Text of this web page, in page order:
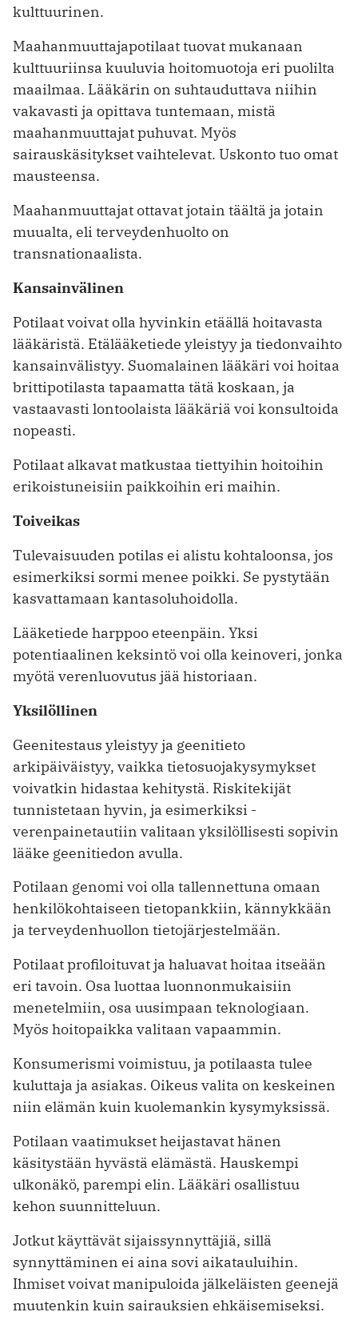
kulttuurinen.
Maahanmuuttajapotilaat tuovat mukanaan
kulttuuriinsa kuuluvia hoitomuotoja eri puolilta
maailmaa. Lääkärin on suhtauduttava niihin
vakavasti ja opittava tuntemaan, mistä
maahanmuuttajat puhuvat. Myös
sairauskäsitykset vaihtelevat. Uskonto tuo omat
mausteensa.
Maahanmuuttajat ottavat jotain täältä ja jotain
muualta, eli terveydenhuolto on
transnationaalista.
Kansainvälinen
Potilaat voivat olla hyvinkin etäällä hoitavasta
lääkäristä. Etälääketiede yleistyy ja tiedonvaihto
kansainvälistyy. Suomalainen lääkäri voi hoitaa
brittipotilasta tapaamatta tätä koskaan, ja
vastaavasti lontoolaista lääkäriä voi konsultoida
nopeasti.
Potilaat alkavat matkustaa tiettyihin hoitoihin
erikoistuneisiin paikkoihin eri maihin.
Toiveikas
Tulevaisuuden potilas ei alistu kohtaloonsa, jos
esimerkiksi sormi menee poikki. Se pystytään
kasvattamaan kantasoluhoidolla.
Lääketiede harppoo eteenpäin. Yksi
potentiaalinen keksintö voi olla keino­veri, jonka
myötä verenluovutus jää historiaan.
Yksilöllinen
Geenitestaus yleistyy ja geenitieto
arkipäiväistyy, vaikka tietosuojakysymykset
voivatkin hidastaa kehitystä. Riskitekijät
tunnistetaan hyvin, ja esimerkiksi ­
verenpainetautiin valitaan yksilöllisesti sopivin
lääke geenitiedon avulla.
Potilaan genomi voi olla tallennettuna omaan
henkilökohtaiseen tietopankkiin, kännykkään
ja terveydenhuollon tietojärjestelmään.
Potilaat profiloituvat ja haluavat hoitaa itseään
eri tavoin. Osa luottaa luonnonmukaisiin
menetelmiin, osa uusimpaan teknologiaan.
Myös hoitopaikka valitaan vapaammin.
Konsumerismi voimistuu, ja potilaasta tulee
kuluttaja ja asiakas. Oikeus valita on keskeinen
niin elämän kuin kuolemankin kysymyksissä.
Potilaan vaatimukset heijastavat ­hänen
käsitystään hyvästä elämästä. Hauskempi
ulkonäkö, parempi elin. Lääkäri osallistuu
kehon suunnitteluun.
Jotkut käyttävät sijaissynnyttäjiä, sillä
synnyttäminen ei aina sovi aikatauluihin.
Ihmiset voivat manipuloida jälkeläisten geenejä
muutenkin kuin sai­rauksien ehkäisemiseksi.